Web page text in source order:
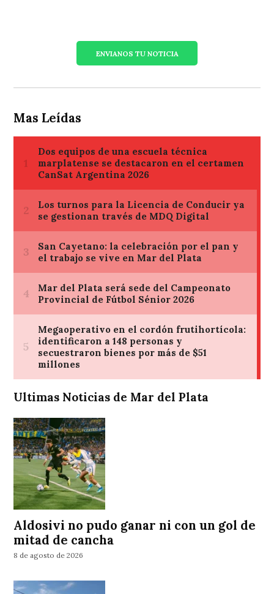
ENVIANOS TU NOTICIA
Mas Leídas
Ultimas Noticias de Mar del Plata
Aldosivi no pudo ganar ni con un gol de
mitad de cancha
8 de agosto de 2026